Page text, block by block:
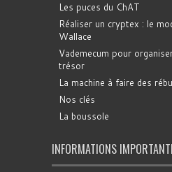
Les puces du ChAT
Réaliser un cryptex : le
Wallace
Vademecum pour
trésor
La machine à faire des
Nos clés
La boussole
INFORMATIONS